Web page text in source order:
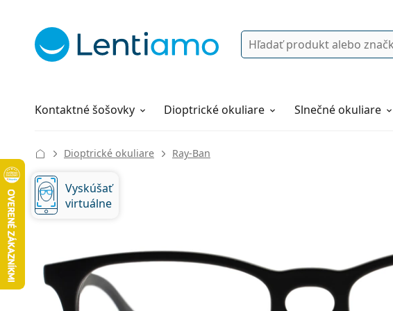
Vyhľadávanie
Kontaktné šošovky
Roztoky Dioptrické okuliare Slnečné okuliare
Všetko o nákupe
Dioptrické okuliare Ray-Ban
52
Vyskúšať
virtuálne